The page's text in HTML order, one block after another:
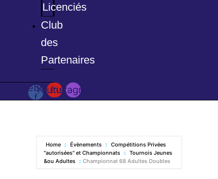
Licenciés
Club
des
Partenaires
Facebook-
f
Youtube
Instagram
Home Évènements
Compétitions Privées
"autorisées" et Championnats
Tournois Jeunes
&ou Adultes
Championnat 68 Adultes Doubles